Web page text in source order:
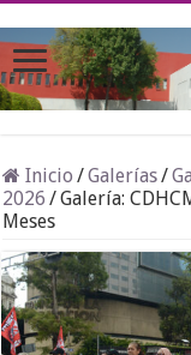
Inicio /Galerías/
2026 /Galería:
Meses